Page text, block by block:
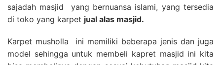
sajadah masjid yang bernuansa islami, yang tersedia
di toko yang karpet jual alas masjid.
Karpet musholla ini memiliki beberapa jenis dan juga
model sehingga untuk membeli kapret masjid ini kita